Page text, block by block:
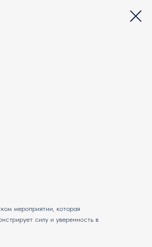
мероприятии, которая
силу и уверенность в